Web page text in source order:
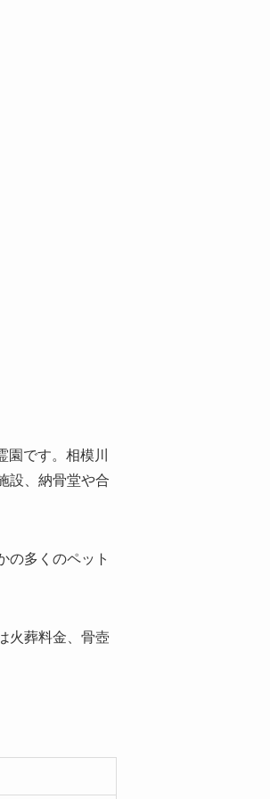
です。相模川
設、納骨堂や合
の多くのペット
火葬料金、骨壺